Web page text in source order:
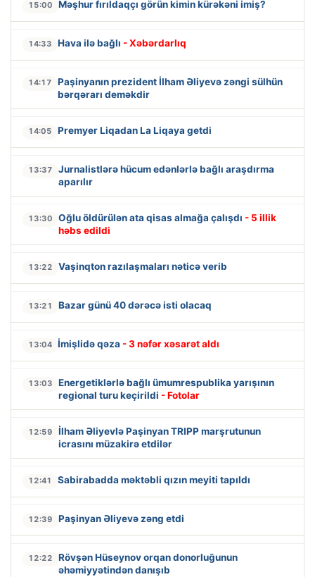
15:00 Məşhur fırıldaqçı görün kimin kürəkəni imiş?
14:33 Hava ilə bağlı - Xəbərdarlıq
14:17
Paşinyanın prezident İlham Əliyevə zəngi sülhün
bərqərarı deməkdir
14:05 Premyer Liqadan La Liqaya getdi
13:37
Jurnalistlərə hücum edənlərlə bağlı araşdırma
aparılır
13:30 Oğlu öldürülən ata qisas almağa çalışdı - 5 illik
həbs edildi
13:22 Vaşinqton razılaşmaları nəticə verib
13:21 Bazar günü 40 dərəcə isti olacaq
13:04 İmişlidə qəza - 3 nəfər xəsarət aldı
13:03
Energetiklərlə bağlı ümumrespublika yarışının
regional turu keçirildi - Fotolar
12:59
İlham Əliyevlə Paşinyan TRIPP marşrutunun
icrasını müzakirə etdilər
12:41 Sabirabadda məktəbli qızın meyiti tapıldı
12:39 Paşinyan Əliyevə zəng etdi
12:22
Rövşən Hüseynov orqan donorluğunun
əhəmiyyətindən danışıb